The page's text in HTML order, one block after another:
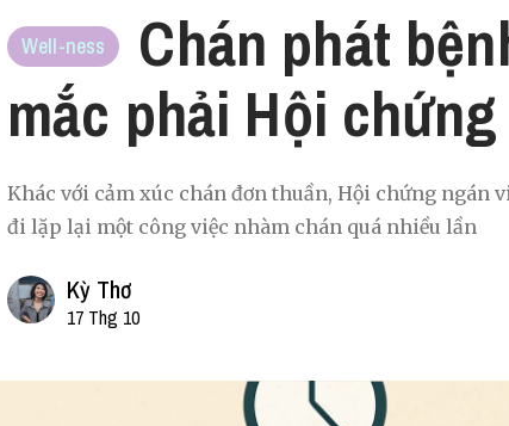
Well-ness
Chán phát
mắc phải Hội
Khác với cảm xúc chán đơn thuần, Hội chứng ngán
đi lặp lại một công việc nhàm chán quá nhiều lần
Kỳ Thơ
17 Thg 10